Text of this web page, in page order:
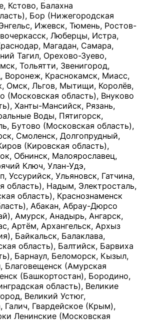
Кстово, Балахна
Бор (Нижегородская
Ижевск, Тюмень, Ростов-
Люберцы, Истра,
Магадан, Самара,
Тагил, Орехово-Зуево,
Тольятти, Звенигород,
Воронеж, Краснокамск, Миасс,
Омск, Льгов, Мытищи, Королёв,
(Московская область), Внуково
Ханты-Мансийск, Рязань,
Воды, Пятигорск,
Бутово (Московская область),
Смоленск, Долгопрудный,
(Кировская область),
Обнинск, Малоярославец,
Ключ, Улан-Удэ,
Уссурийск, Ульяновск, Гатчина,
область), Надым, Электросталь,
область), Краснознаменск
Абакан, Абрау-Дюрсо
Амурск, Анадырь, Ангарск,
Артём, Архангельск, Архыз
Байкальск, Балаклава,
область), Балтийск, Барвиха
Барнаул, Беломорск, Кызыл,
Благовещенск (Амурская
(Башкортостан), Бородино,
область), Великие
Великий Устюг,
Галич, Гвардейское (Крым),
Ленинские (Московская